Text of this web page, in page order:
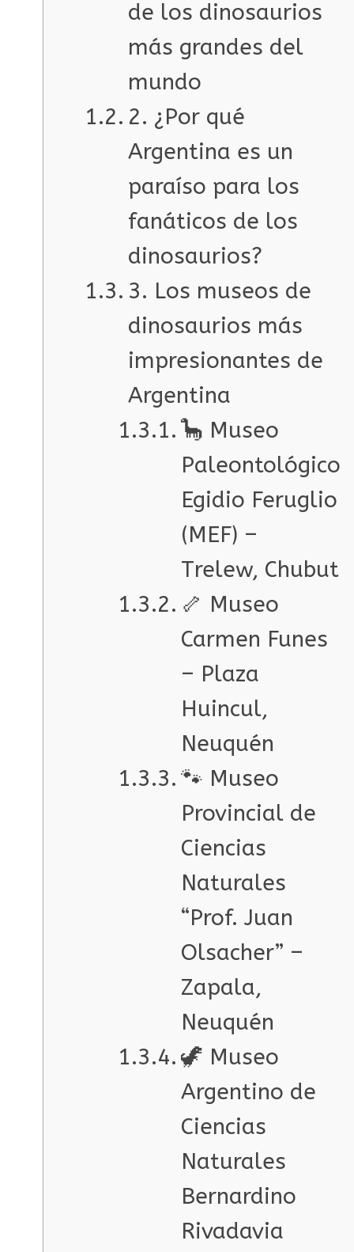
de los dinosaurios
más grandes del
mundo
2. ¿Por qué
Argentina es un
paraíso para los
fanáticos de los
dinosaurios?
3. Los museos de
dinosaurios más
impresionantes de
Argentina
🦕 Museo
Paleontológico
Egidio Feruglio
(MEF) –
Trelew, Chubut
🦴 Museo
Carmen Funes
– Plaza
Huincul,
Neuquén
🐾 Museo
Provincial de
Ciencias
Naturales
“Prof. Juan
Olsacher” –
Zapala,
Neuquén
🦖 Museo
Argentino de
Ciencias
Naturales
Bernardino
Rivadavia